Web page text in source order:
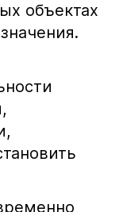
объектах